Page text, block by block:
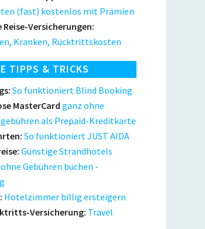
(fast) kostenlos mit Prämien
Reise-Versicherungen:
Kranken, Rücktrittskosten
TIPPS & TRICKS
So funktioniert Blind Booking
MasterCardganz ohne
als Prepaid-Kreditkarte
So funktioniert JUST AIDA
Günstige Strandhotels
ohne Gebühren buchen -
Hotelzimmer billig ersteigern
Versicherung: Travel